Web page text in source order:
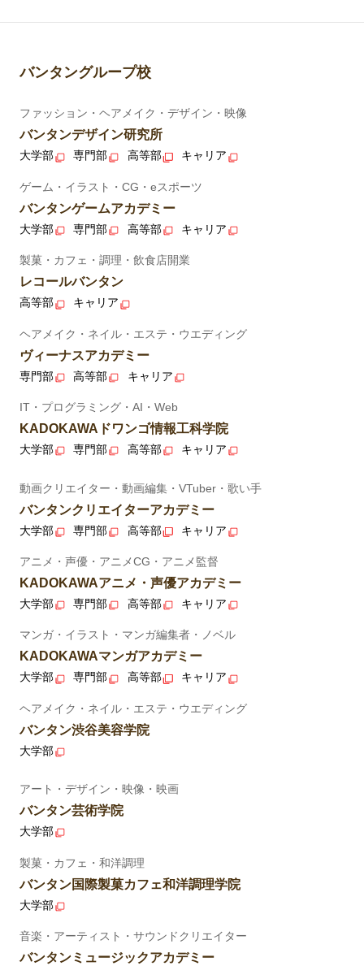
バンタングループ校
ファッション・ヘアメイク・デザイン・映像
バンタンデザイン研究所
大学部 専門部 高等部 キャリア
ゲーム・イラスト・CG・eスポーツ
バンタンゲームアカデミー
大学部 専門部 高等部 キャリア
製菓・カフェ・調理・飲食店開業
レコールバンタン
高等部 キャリア
ヘアメイク・ネイル・エステ・ウエディング
ヴィーナスアカデミー
専門部 高等部 キャリア
IT・プログラミング・AI・Web
KADOKAWAドワンゴ情報工科学院
大学部 専門部 高等部 キャリア
動画クリエイター・動画編集・VTuber・歌い手
バンタンクリエイターアカデミー
大学部 専門部 高等部 キャリア
アニメ・声優・アニメCG・アニメ監督
KADOKAWAアニメ・声優アカデミー
大学部 専門部 高等部 キャリア
マンガ・イラスト・マンガ編集者・ノベル
KADOKAWAマンガアカデミー
大学部 専門部 高等部 キャリア
ヘアメイク・ネイル・エステ・ウエディング
バンタン渋谷美容学院
大学部
アート・デザイン・映像・映画
バンタン芸術学院
大学部
製菓・カフェ・和洋調理
バンタン国際製菓カフェ和洋調理学院
大学部
音楽・アーティスト・サウンドクリエイター
バンタンミュージックアカデミー